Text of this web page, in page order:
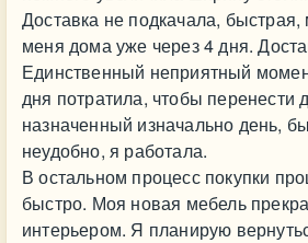
Доставка не подкачала,
меня дома уже через 4 дня.
Единственный неприятный
дня потратила, чтобы перенести
назначенный изначально день,
неудобно, я работала.
В остальном процесс покупки
быстро. Моя новая мебель
интерьером. Я планирую